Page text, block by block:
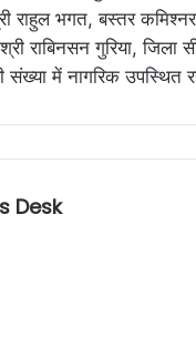
राहुल भगत, बस्तर
राबिनसन गुरिया, जिला
संख्या में नागरिक उपस्थित
Desk